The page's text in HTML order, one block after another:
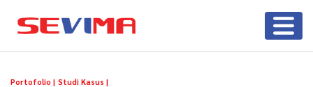
Portofolio | Studi Kasus |